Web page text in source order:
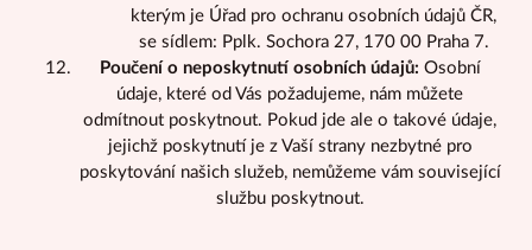
kterým je Úřad pro ochranu osobních údajů ČR,
se sídlem: Pplk. Sochora 27, 170 00 Praha 7.
Poučení o neposkytnutí osobních údajů: Osobní
údaje, které od Vás požadujeme, nám můžete
odmítnout poskytnout. Pokud jde ale o takové údaje,
jejichž poskytnutí je z Vaší strany nezbytné pro
poskytování našich služeb, nemůžeme vám související
službu poskytnout.